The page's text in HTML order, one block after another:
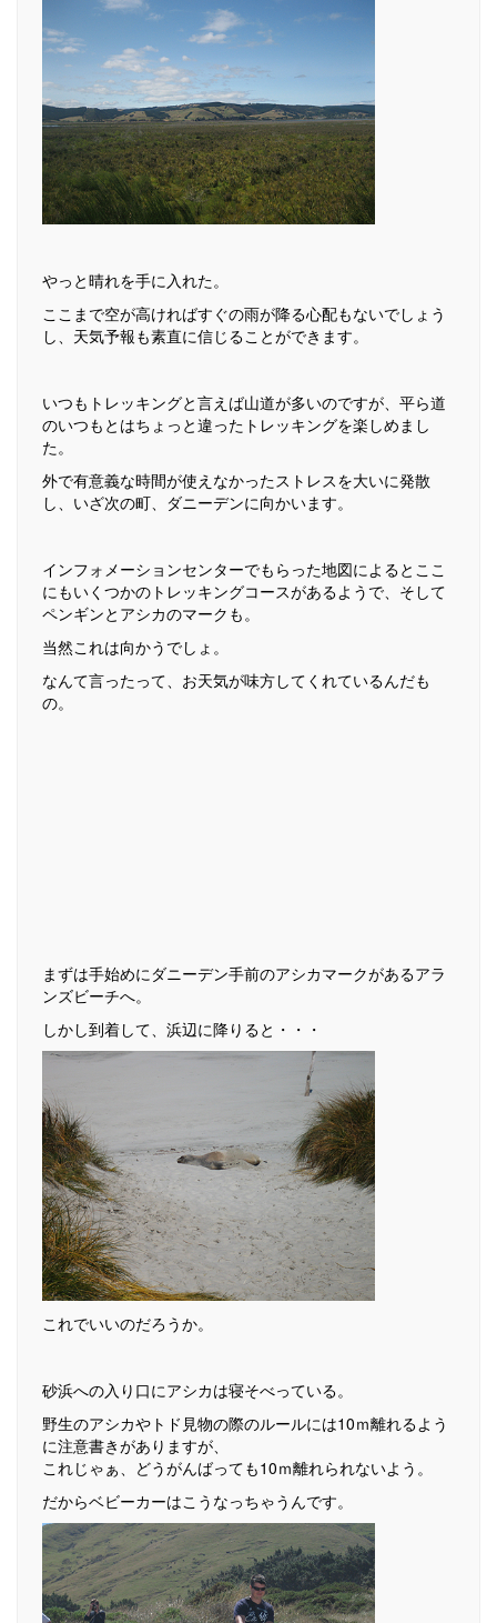
やっと晴れを手に入れた。
ここまで空が高ければすぐの雨が降る心配もないでしょう
し、天気予報も素直に信じることができます。
いつもトレッキングと言えば山道が多いのですが、平ら道
のいつもとはちょっと違ったトレッキングを楽しめまし
た。
外で有意義な時間が使えなかったストレスを大いに発散
し、いざ次の町、ダニーデンに向かいます。
インフォメーションセンターでもらった地図によるとここ
にもいくつかのトレッキングコースがあるようで、そして
ペンギンとアシカのマークも。
当然これは向かうでしょ。
なんて言ったって、お天気が味方してくれているんだも
の。
まずは手始めにダニーデン手前のアシカマークがあるアラ
ンズビーチへ。
しかし到着して、浜辺に降りると・・・
これでいいのだろうか。
砂浜への入り口にアシカは寝そべっている。
野生のアシカやトド見物の際のルールには10ｍ離れるよう
に注意書きがありますが、
これじゃぁ、どうがんばっても10ｍ離れられないよう。
だからベビーカーはこうなっちゃうんです。